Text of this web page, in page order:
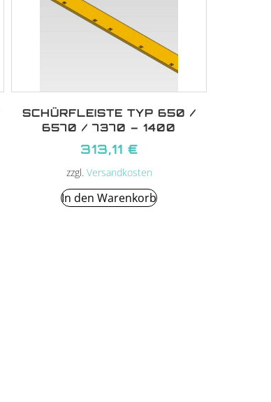
SCHÜRFLEISTE TYP 650 /
6570 / 7370 – 1400
313,11 €
zzgl. Versandkosten
In den Warenkorb